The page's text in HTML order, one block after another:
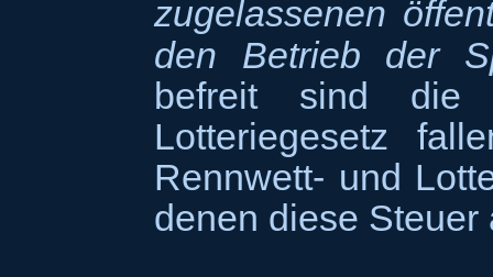
zugelassenen
den Betrieb der
befreit sind die
Lotteriegesetz
Rennwett- und
denen diese